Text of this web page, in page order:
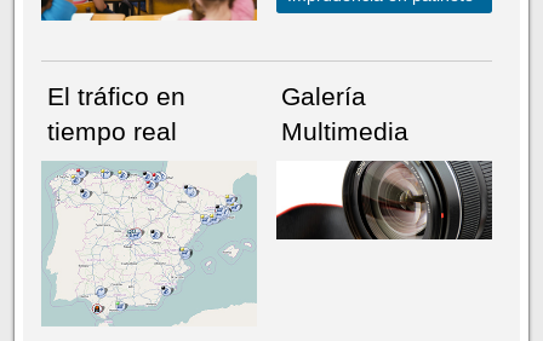
NÚMERO ACTUALHEMEROTECA
El tráfico en
tiempo real
Galería
Multimedia